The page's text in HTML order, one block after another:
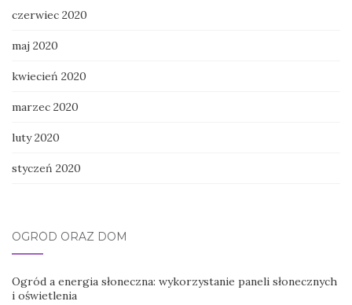
czerwiec 2020
maj 2020
kwiecień 2020
marzec 2020
luty 2020
styczeń 2020
OGRÓD ORAZ DOM
Ogród a energia słoneczna: wykorzystanie paneli słonecznych
i oświetlenia